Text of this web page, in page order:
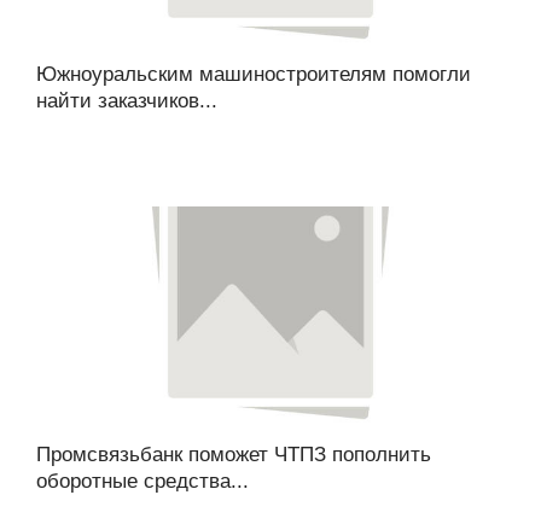
Южноуральским машиностроителям помогли
найти заказчиков...
Промсвязьбанк поможет ЧТПЗ пополнить
оборотные средства...